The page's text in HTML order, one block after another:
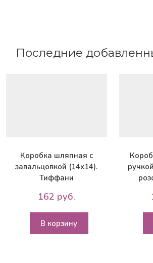
Последние
Коробка шляпная с
завальцовкой (14х14).
Тиффани
162 руб.
В корзину